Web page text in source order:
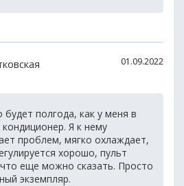
01.09.2022
будет полгода, как у меня в
Я к нему
проблем, мягко охлаждает,
хорошо, пульт
еще можно сказать. Просто
экземпляр.